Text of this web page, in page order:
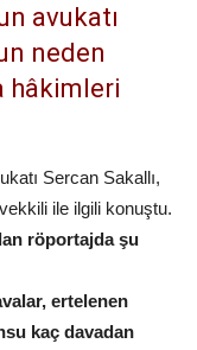
avukatı
neden
hâkimleri
Sercan Sakallı,
ile ilgili konuştu.
röportajda şu
ertelenen
kaç davadan